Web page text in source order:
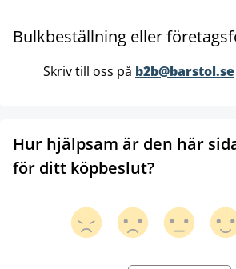
Bulkbeställning eller
Skriv till oss på b2b@barstol.se
Hur hjälpsam är den här
för ditt köpbeslut?